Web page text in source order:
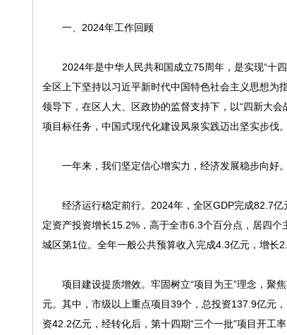
一、2024年工作回顾
2024年是中华人民共和国成立75周年，是实现“十四
全区上下坚持以习近平新时代中国特色社会主义思想为
领导下，在区人大、区政协的监督支持下，以“四新大
项目标任务，中国式现代化建设凤泉实践迈出坚实步伐。
一年来，我们坚定信心增实力，经济发展稳步向好。
经济运行稳定前行。2024年，全区GDP完成82.7亿
定资产投资增长15.2%，高于全市6.3个百分点，居四
城区第1位。全年一般公共预算收入完成4.3亿元，增长
项目建设提质增效。牢固树立“项目为王”理念，聚
元。其中，市级以上重点项目39个，总投资137.9亿元
资42.2亿元，经转化后，第十四期“三个一批”项目开工